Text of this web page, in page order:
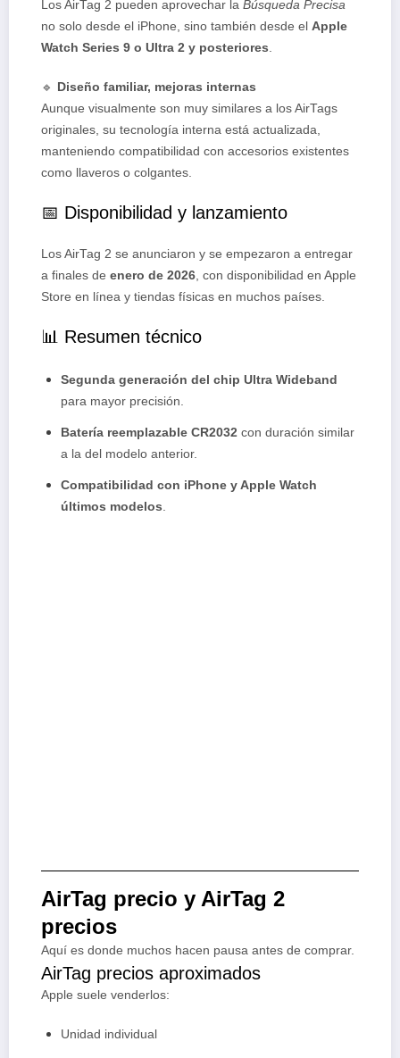
Los AirTag 2 pueden aprovechar la Búsqueda Precisa
no solo desde el iPhone, sino también desde el Apple
Watch Series 9 o Ultra 2 y posteriores.
🔹 Diseño familiar, mejoras internas
Aunque visualmente son muy similares a los AirTags
originales, su tecnología interna está actualizada,
manteniendo compatibilidad con accesorios existentes
como llaveros o colgantes.
📅 Disponibilidad y lanzamiento
Los AirTag 2 se anunciaron y se empezaron a entregar
a finales de enero de 2026, con disponibilidad en Apple
Store en línea y tiendas físicas en muchos países.
📊 Resumen técnico
Segunda generación del chip Ultra Wideband
para mayor precisión.
Batería reemplazable CR2032 con duración similar
a la del modelo anterior.
Compatibilidad con iPhone y Apple Watch
últimos modelos
AirTag precio y AirTag 2
precios
Aquí es donde muchos hacen pausa antes de comprar.
AirTag precios aproximados
Apple suele venderlos:
Unidad individual